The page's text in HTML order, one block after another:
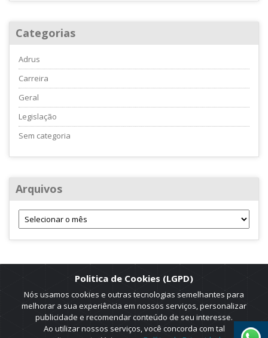
Categorias
Adrus
Carreira
Geral
Legislação
Sem categoria
Arquivos
Politica de Cookies (LGPD)
Nós usamos cookies e outras tecnologias semelhantes para
melhorar a sua experiência em nossos serviços, personalizar
publicidade e recomendar conteúdo de seu interesse.
Ao utilizar nossos serviços, você concorda com tal